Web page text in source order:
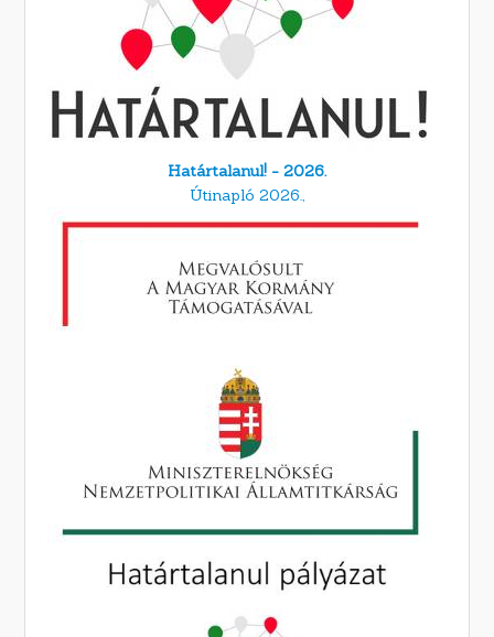
Határtalanul! - 2026.
Útinapló 2026.,